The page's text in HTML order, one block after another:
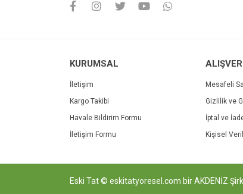
KURUMSAL
İletişim
Kargo Takibi
Havale Bildirim Formu
İletişim Formu
Mesafeli
Gizlilik ve
İptal ve
Kişisel
Eski Tat © eskitatyoresel.com bir AKDENİZ